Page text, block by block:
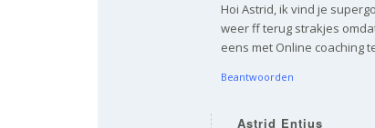
Hoi Astrid, ik vind je
weer ff terug strakjes
eens met Online coaching
Beantwoorden
Astrid Entius